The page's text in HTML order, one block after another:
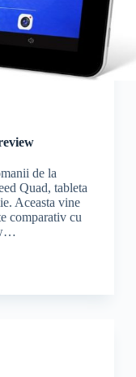
de la
Quad, tableta
Aceasta vine
comparativ cu